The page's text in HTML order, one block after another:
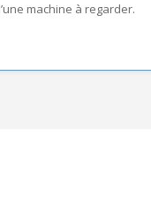
machine à regarder.